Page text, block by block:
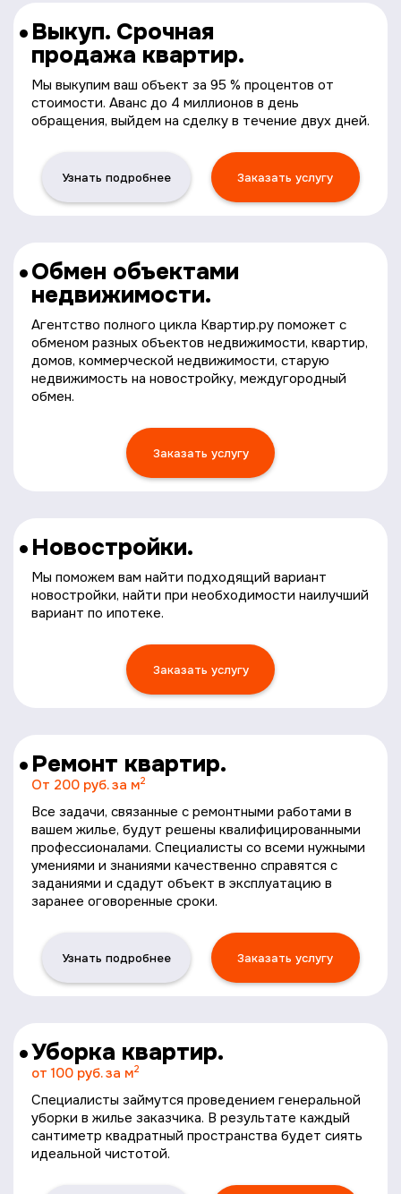
Выкуп. Срочная
продажа квартир.
Мы выкупим ваш объект за 95 % процентов от
стоимости. Аванс до 4 миллионов в день
обращения, выйдем на сделку в течение двух дней.
Узнать подробнее Заказать услугу
Обмен объектами
недвижимости.
Агентство полного цикла Квартир.ру поможет с
обменом разных объектов недвижимости, квартир,
домов, коммерческой недвижимости, старую
недвижимость на новостройку, междугородный
обмен.
Заказать услугу
Новостройки.
Мы поможем вам найти подходящий вариант
новостройки, найти при необходимости наилучший
вариант по ипотеке.
Заказать услугу
Ремонт квартир.
От 200 руб. за м2
Все задачи, связанные с ремонтными работами в
вашем жилье, будут решены квалифицированными
профессионалами. Специалисты со всеми нужными
умениями и знаниями качественно справятся с
заданиями и сдадут объект в эксплуатацию в
заранее оговоренные сроки.
Узнать подробнее Заказать услугу
Уборка квартир.
от 100 руб. за м2
Специалисты займутся проведением генеральной
уборки в жилье заказчика. В результате каждый
сантиметр квадратный пространства будет сиять
идеальной чистотой.